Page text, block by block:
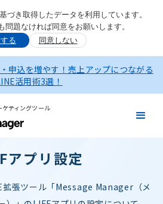
づき取得したデータを利用しています。
問題なければ同意をお願いします。
る
同意しない
申込を増やす！売上アップにつながる
活用術3選！
ケティングツール
アプリ設定
拡張ツール「Message Manager（メ